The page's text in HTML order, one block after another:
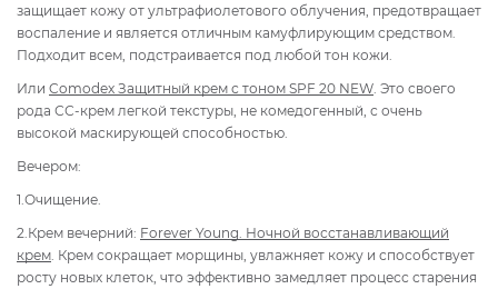
защищает кожу от ультрафиолетового облучения, предотвращает
воспаление и является отличным камуфлирующим средством.
Подходит всем, подстраивается под любой тон кожи.
Или Comodex Защитный крем с тоном SPF 20 NEW . Это своего
рода СС-крем легкой текстуры, не комедогенный, с очень
высокой маскирующей способностью.
Вечером:
1.Очищение.
2.Крем вечерний: Forever Young. Ночной восстанавливающий
крем . Крем сокращает морщины, увлажняет кожу и способствует
росту новых клеток, что эффективно замедляет процесс старения